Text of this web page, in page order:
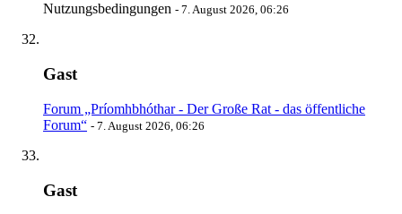
Nutzungsbedingungen - 7. August 2026, 06:26
Gast
Forum „Príomhbhóthar - Der Große Rat - das öffentliche
Forum“ - 7. August 2026, 06:26
Gast